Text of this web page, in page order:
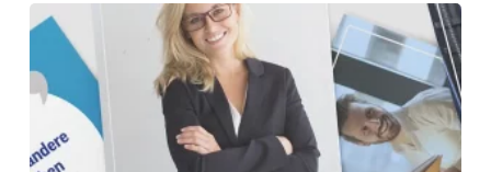
TÜV
NORD